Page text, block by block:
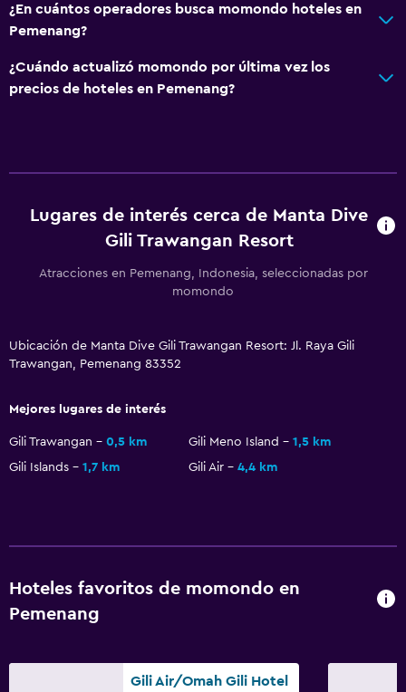
Ducha adaptada para silla de ruedas
Áreas designadas para fumadores
Aseo
Papel higiénico
Baño privado
Aire libre
Sillas de playa
Terraza
Muebles de exterior
Piscina y spa
Toallas para piscina
¿En cuántos operadores busca momondo hoteles en
Pemenang?
¿Cuándo actualizó momondo por última vez los
precios de hoteles en Pemenang?
Lugares de interés cerca de Manta Dive
Gili Trawangan Resort
Atracciones en Pemenang, Indonesia, seleccionadas por
momondo
Ubicación de Manta Dive Gili Trawangan Resort: Jl. Raya Gili
Trawangan, Pemenang 83352
Mejores lugares de interés
Gili Trawangan 0,5 km Gili Meno Island
1,5 km
Gili Islands
1,7 km Gili Air 4,4 km
Hoteles favoritos de momondo en
Pemenang
Gili Air/Omah Gili Hotel